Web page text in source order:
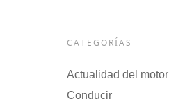
CATEGORÍAS
Actualidad del motor
Conducir